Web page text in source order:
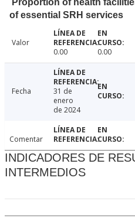
Proportion of health
of essential SRH services
Valor
0.00
0.00
Fecha
31 de
enero
de 2024
Comentar
INDICADORES DE
INTERMEDIOS